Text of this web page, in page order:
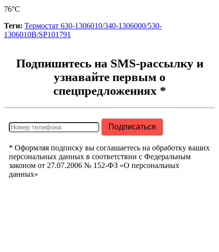
76°C
Теги: Термостат 630-1306010/340-1306000/530-
1306010B/SP101791
Подпишитесь на SMS-рассылку и
узнавайте первым о
спецпредложениях *
* Оформляя подписку вы соглашаетесь на обработку ваших
персональных данных в соответствии с Федеральным
законом от 27.07.2006 № 152-ФЗ «О персональных
данных»